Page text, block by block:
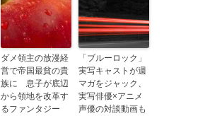
ダメ領主の放漫経
営で帝国最貧の貴
族に 息子が底辺
から領地を改革す
るファンタジー
「ブルーロック」
実写キャストが週
マガをジャック、
実写俳優×アニメ
声優の対談動画も